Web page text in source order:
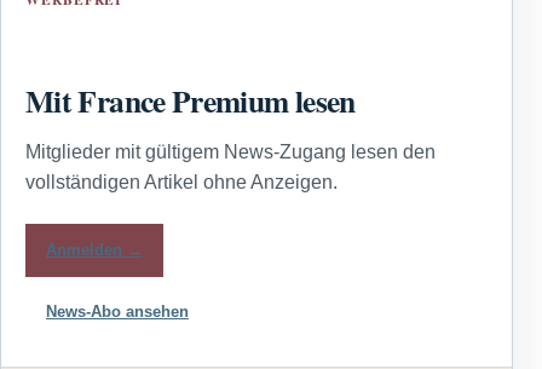
Mit France Premium lesen
Mitglieder mit gültigem News-Zugang lesen den
vollständigen Artikel ohne Anzeigen.
Anmelden →
News-Abo ansehen